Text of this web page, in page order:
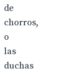
de
chorros,
o
las
duchas